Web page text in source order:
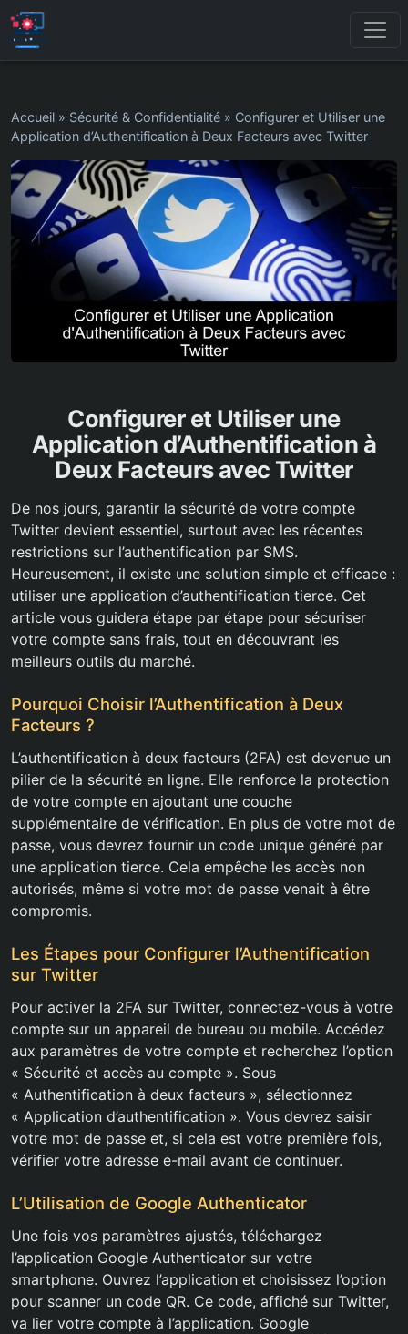
Accueil » Sécurité & Confidentialité » Configurer et Utiliser une
Application d’Authentification à Deux Facteurs avec Twitter
Configurer et Utiliser une
Application d’Authentification à
Deux Facteurs avec Twitter
De nos jours, garantir la sécurité de votre compte
Twitter devient essentiel, surtout avec les récentes
restrictions sur l’authentification par SMS.
Heureusement, il existe une solution simple et efficace :
utiliser une application d’authentification tierce. Cet
article vous guidera étape par étape pour sécuriser
votre compte sans frais, tout en découvrant les
meilleurs outils du marché.
Pourquoi Choisir l’Authentification à Deux
Facteurs ?
L’authentification à deux facteurs (2FA) est devenue un
pilier de la sécurité en ligne. Elle renforce la protection
de votre compte en ajoutant une couche
supplémentaire de vérification. En plus de votre mot de
passe, vous devrez fournir un code unique généré par
une application tierce. Cela empêche les accès non
autorisés, même si votre mot de passe venait à être
compromis.
Les Étapes pour Configurer l’Authentification
sur Twitter
Pour activer la 2FA sur Twitter, connectez-vous à votre
compte sur un appareil de bureau ou mobile. Accédez
aux paramètres de votre compte et recherchez l’option
« Sécurité et accès au compte ». Sous
« Authentification à deux facteurs », sélectionnez
« Application d’authentification ». Vous devrez saisir
votre mot de passe et, si cela est votre première fois,
vérifier votre adresse e-mail avant de continuer.
L’Utilisation de Google Authenticator
Une fois vos paramètres ajustés, téléchargez
l’application Google Authenticator sur votre
smartphone. Ouvrez l’application et choisissez l’option
pour scanner un code QR. Ce code, affiché sur Twitter,
va lier votre compte à l’application. Google